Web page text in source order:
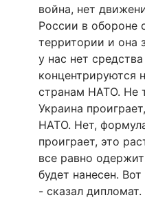
война, нет
России в обороне
территории и она
у нас нет
концентрируются
странам НАТО. Не
Украина
НАТО. Нет,
проиграет, это
все равно
будет нанесен.
- сказал дипломат.